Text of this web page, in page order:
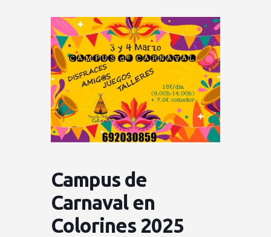
Campus de
Carnaval en
Colorines 2025